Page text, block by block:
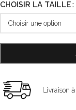
CHOISIR LA TAILLE
Livraison